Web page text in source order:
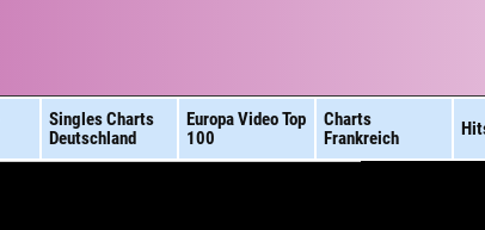
Singles Charts
Deutschland
Europa VideoTop
100
Charts
Frankreich